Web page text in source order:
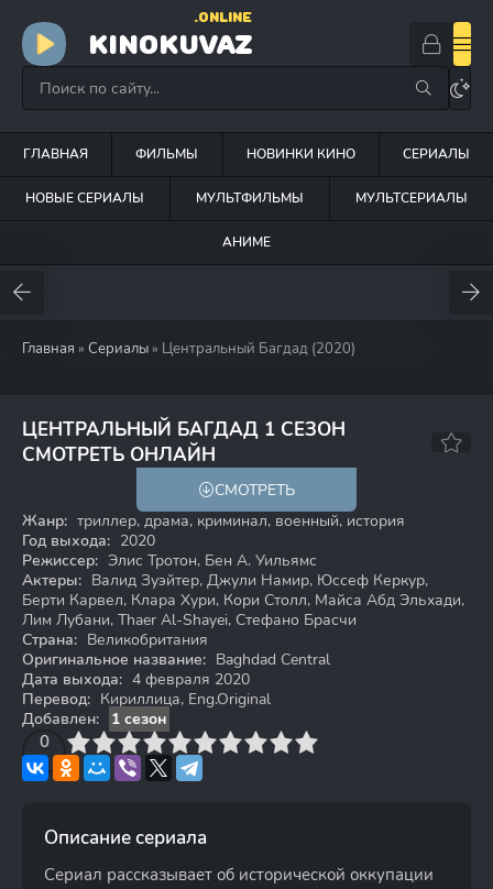
KINOKUVAZ
.ONLINE
ГЛАВНАЯ ФИЛЬМЫ НОВИНКИ КИНО СЕРИАЛЫ
НОВЫЕ СЕРИАЛЫ МУЛЬТФИЛЬМЫ МУЛЬТСЕРИАЛЫ
АНИМЕ
Главная » Сериалы » Центральный Багдад (2020)
ЦЕНТРАЛЬНЫЙ БАГДАД 1 СЕЗОН
СМОТРЕТЬ ОНЛАЙН
6.4 7.3
СМОТРЕТЬ
Жанр: триллер, драма, криминал, военный, история
Год выхода: 2020
Режиссер: Элис Тротон, Бен А. Уильямс
Актеры: Валид Зуэйтер, Джули Намир, Юссеф Керкур,
Берти Карвел, Клара Хури, Кори Столл, Майса Абд Эльхади,
Лим Лубани, Thaer Al-Shayei, Стефано Брасчи
Страна: Великобритания
Оригинальное название: Baghdad Central
Дата выхода: 4 февраля 2020
Перевод: Кириллица, Eng.Original
Добавлен:
1 сезон
0
4 6 7 8 9 10
Описание сериала
Сериал рассказывает об исторической оккупации